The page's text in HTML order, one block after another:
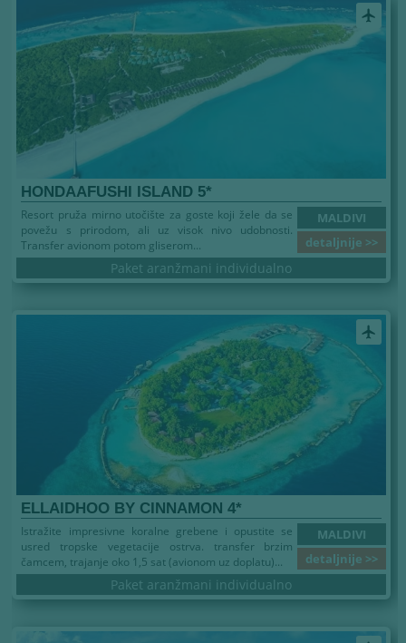
airplanemode_active
HONDAAFUSHI ISLAND 5*
MALDIVI
detaljnije >>
Resort pruža mirno utočište za goste koji žele da se
povežu s prirodom, ali uz visok nivo udobnosti.
Transfer avionom potom gliserom...
Paket aranžmani individualno
airplanemode_active
ELLAIDHOO BY CINNAMON 4*
MALDIVI
detaljnije >>
Istražite impresivne koralne grebene i opustite se
usred tropske vegetacije ostrva. transfer brzim
čamcem, trajanje oko 1,5 sat (avionom uz doplatu)...
Paket aranžmani individualno